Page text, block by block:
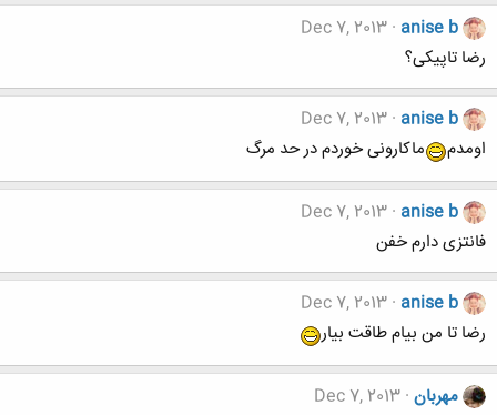
anise b
Dec 7, 2013
رضا تاپیکی؟
anise b
Dec 7, 2013
اومدم
ماکارونی خوردم در حد مرگ
anise b
Dec 7, 2013
فانتزی دارم خفن
anise b
Dec 7, 2013
رضا تا من بیام طاقت بیار
مهربان Dec 7, 2013